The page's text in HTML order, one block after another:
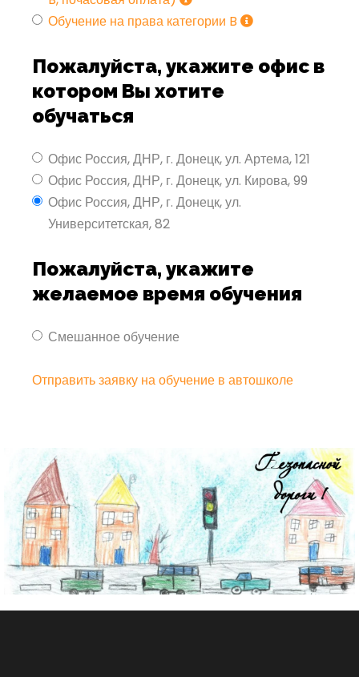
Обучение на права категории B
Пожалуйста, укажите офис в
котором Вы хотите
обучаться
Офис Россия, ДНР, г. Донецк, ул. Артема, 121
Офис Россия, ДНР, г. Донецк, ул. Кирова, 99
Офис Россия, ДНР, г. Донецк, ул.
Университетская, 82
Пожалуйста, укажите
желаемое время обучения
Смешанное обучение
Отправить заявку на обучение в автошколе